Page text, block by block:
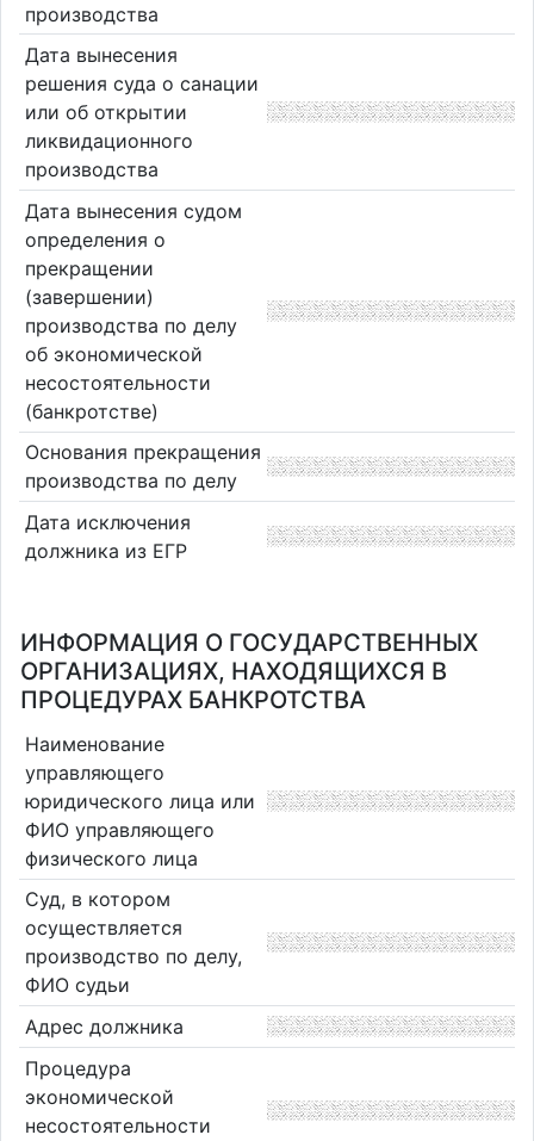
производства
Дата вынесения
решения суда о санации
или об открытии
ликвидационного
производства
Дата вынесения судом
определения о
прекращении
(завершении)
производства по делу
об экономической
несостоятельности
(банкротстве)
Основания прекращения
производства по делу
Дата исключения
должника из ЕГР
ИНФОРМАЦИЯ О ГОСУДАРСТВЕННЫХ
ОРГАНИЗАЦИЯХ, НАХОДЯЩИХСЯ В
ПРОЦЕДУРАХ БАНКРОТСТВА
Наименование
управляющего
юридического лица или
ФИО управляющего
физического лица
Суд, в котором
осуществляется
производство по делу,
ФИО судьи
Адрес должника
Процедура
экономической
несостоятельности